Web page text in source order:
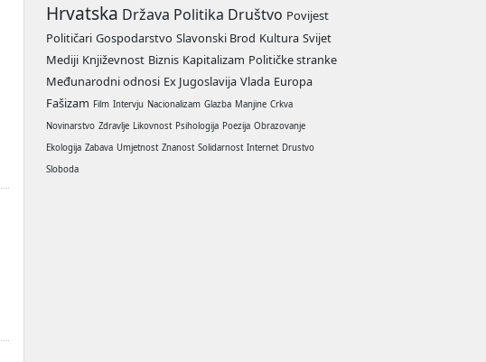
Hrvatska Država Politika Društvo Povijest
Političari Gospodarstvo Slavonski Brod Kultura Svijet
Mediji Književnost Biznis Kapitalizam Političke stranke
Međunarodni odnosi Ex Jugoslavija Vlada Europa
Fašizam Film Intervju Nacionalizam Glazba Manjine Crkva
Novinarstvo Zdravlje Likovnost Psihologija Poezija Obrazovanje
Ekologija Zabava Umjetnost Znanost Solidarnost Internet Drustvo
Sloboda